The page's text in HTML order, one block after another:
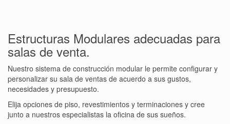
Estructuras Modulares adecuadas para
salas de venta.
Nuestro sistema de construcción modular le permite configurar y
personalizar su sala de ventas de acuerdo a sus gustos,
necesidades y presupuesto.
Elija opciones de piso, revestimientos y terminaciones y cree
junto a nuestros especialistas la oficina de sus sueños.